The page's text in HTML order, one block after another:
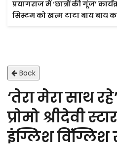
प्रयागराज में ‘छात्रों की गूंज’
सिस्टम को खत्म टाटा बाय बाय
Back
‘तेरा मेरा साथ
प्रोमो श्रीदेवी
इंग्लिश विंग्लिश